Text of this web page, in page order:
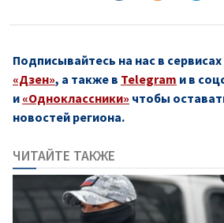
Подписывайтесь на нас в сервисах
«Дзен», а также в Telegram и в
и «Одноклассники» чтобы
новостей региона.
ЧИТАЙТЕ ТАКЖЕ